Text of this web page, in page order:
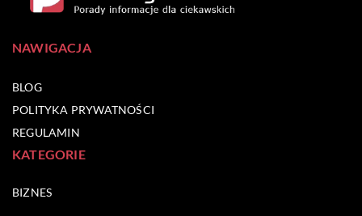
NAWIGACJA
BLOG
POLITYKA PRYWATNOŚCI
REGULAMIN
KATEGORIE
BIZNES